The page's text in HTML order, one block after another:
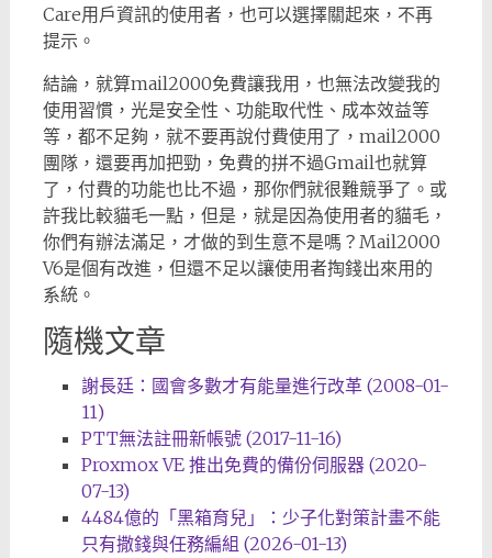
Care用戶資訊的使用者，也可以選擇關起來，不再
提示。
結論，就算mail2000免費讓我用，也無法改變我的
使用習慣，光是安全性、功能取代性、成本效益等
等，都不足夠，就不要再說付費使用了，mail2000
團隊，還要再加把勁，免費的拼不過Gmail也就算
了，付費的功能也比不過，那你們就很難競爭了。或
許我比較貓毛一點，但是，就是因為使用者的貓毛，
你們有辦法滿足，才做的到生意不是嗎？Mail2000
V6是個有改進，但還不足以讓使用者掏錢出來用的
系統。
隨機文章
謝長廷：國會多數才有能量進行改革 (2008-01-
11)
PTT無法註冊新帳號 (2017-11-16)
Proxmox VE 推出免費的備份伺服器 (2020-
07-13)
4484億的「黑箱育兒」：少子化對策計畫不能
只有撒錢與任務編組 (2026-01-13)